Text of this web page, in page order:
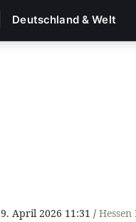
9. April 2026 11:31 Hessen
Deutschland & Welt